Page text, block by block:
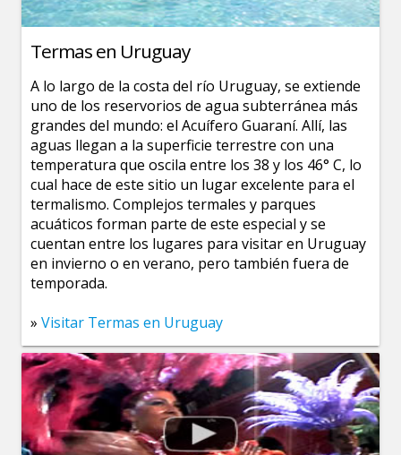
Termas en Uruguay
A lo largo de la costa del río Uruguay, se extiende
uno de los reservorios de agua subterránea más
grandes del mundo: el Acuífero Guaraní. Allí, las
aguas llegan a la superficie terrestre con una
temperatura que oscila entre los 38 y los 46° C, lo
cual hace de este sitio un lugar excelente para el
termalismo. Complejos termales y parques
acuáticos forman parte de este especial y se
cuentan entre los lugares para visitar en Uruguay
en invierno o en verano, pero también fuera de
temporada.
» Visitar Termas en Uruguay